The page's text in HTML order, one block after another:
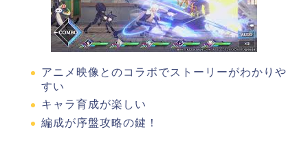
アニメ映像とのコラボでストーリーがわかりや
すい
キャラ育成が楽しい
編成が序盤攻略の鍵！